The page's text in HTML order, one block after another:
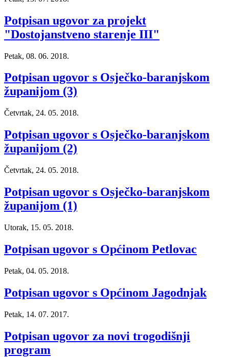
Potpisan ugovor za projekt
"Dostojanstveno starenje III"
Petak, 08. 06. 2018.
Potpisan ugovor s Osječko-baranjskom
županijom (3)
Četvrtak, 24. 05. 2018.
Potpisan ugovor s Osječko-baranjskom
županijom (2)
Četvrtak, 24. 05. 2018.
Potpisan ugovor s Osječko-baranjskom
županijom (1)
Utorak, 15. 05. 2018.
Potpisan ugovor s Općinom Petlovac
Petak, 04. 05. 2018.
Potpisan ugovor s Općinom Jagodnjak
Petak, 14. 07. 2017.
Potpisan ugovor za novi trogodišnji
program